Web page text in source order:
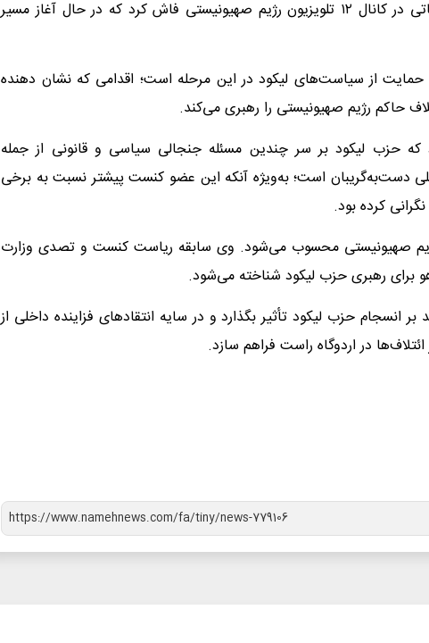
ادلشتاین در مصاحبه با برنامه نشست مطبوعاتی در کانال ۱۲ تلویزیون رژیم صهیونیستی فاش کرد که در حال آغاز مسیر
از سیاست‌های لیکود در این مرحله است؛ اقدامی که نشان دهنده
حاکم رژیم صهیونیستی را رهبری می‌کند.
حزب لیکود بر سر چندین مسئله جنجالی سیاسی و قانونی از جمله
دست‌به‌گریبان است؛ به‌ویژه آنکه این عضو کنست پیشتر نسبت به برخی
کرده بود.
صهیونیستی محسوب می‌شود. وی سابقه ریاست کنست و تصدی وزارت
برای رهبری حزب لیکود شناخته می‌شود.
بر انسجام حزب لیکود تأثیر بگذارد و در سایه انتقادهای فزاینده داخلی از
ائتلاف‌ها در اردوگاه راست‌ فراهم سازد.